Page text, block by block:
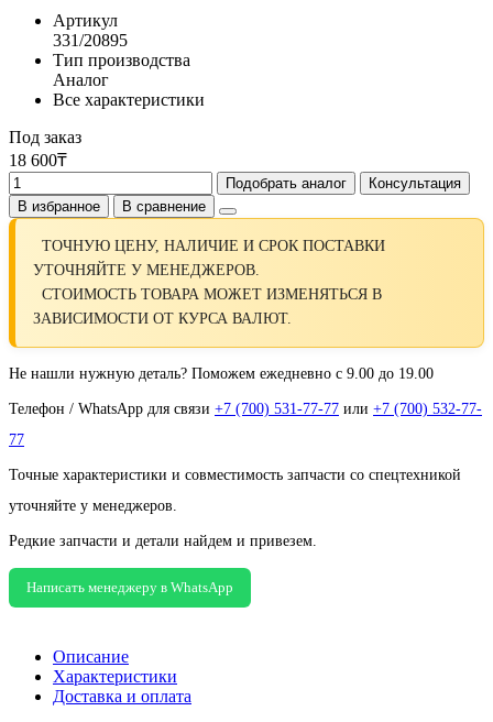
Артикул
331/20895
Тип производства
Аналог
Все характеристики
Под заказ
18 600₸
Подобрать аналог
Консультация
В избранное
В сравнение
ТОЧНУЮ ЦЕНУ, НАЛИЧИЕ И СРОК ПОСТАВКИ
УТОЧНЯЙТЕ У МЕНЕДЖЕРОВ.
СТОИМОСТЬ ТОВАРА МОЖЕТ ИЗМЕНЯТЬСЯ В
ЗАВИСИМОСТИ ОТ КУРСА ВАЛЮТ.
Не нашли нужную деталь? Поможем ежедневно с 9.00 до 19.00
Телефон / WhatsApp для связи +7 (700) 531-77-77 или +7 (700) 532-77-
77
Точные характеристики и совместимость запчасти со спецтехникой
уточняйте у менеджеров.
Редкие запчасти и детали найдем и привезем.
Написать менеджеру в WhatsApp
Описание
Характеристики
Доставка и оплата